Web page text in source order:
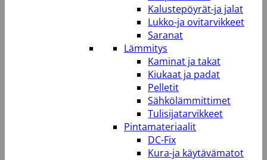
Kalustepöyrät-ja jalat
Lukko-ja ovitarvikkeet
Saranat
Lämmitys
Kaminat ja takat
Kiukaat ja padat
Pelletit
Sähkölämmittimet
Tulisijatarvikkeet
Pintamateriaalit
DC-Fix
Kura-ja käytävämatot